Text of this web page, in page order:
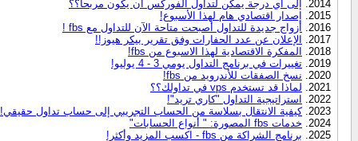
إلى أي درجة يمكن لتداول الفوركس أن يكون مربحا؟؟
إصدار اقتصادي هام لهذا الأسبوع!
أزواج جديدة للتداول أصبحت متاحة الآن للتداول مع fbs !
الإعلان عن عدد الحفارات وفق تقرير بيكر هيوز!!
المفكرة الاقتصادية لهذا الاسبوع من fbs!
تغييرات في برنامج التداول يومي 3 - 4 يوليو!
نسخ الصفقات للأندرويد من fbs!
لماذا قد تستخدم vps في تداولك؟؟
استراتيجية التداول "كاري تريد"!
كيفية الانتقال بسلاسة من الحساب التجريبي إلى حساب تداول حقيقي!
خدمات fbs المصورة: " أنواع الحسابات"
برنامج الشراكة من fbs - اكسب المزيد وأكثر!